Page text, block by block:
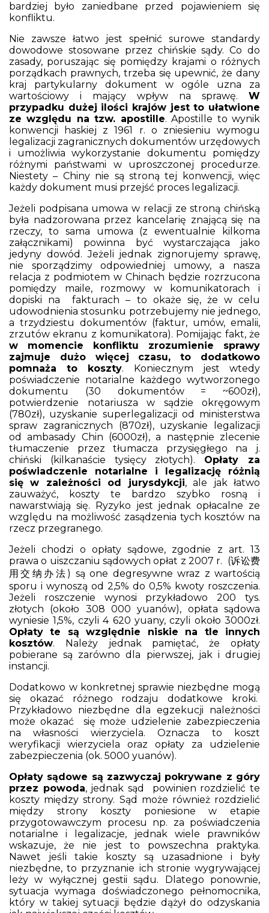
bardziej było zaniedbane przed pojawieniem się
konfliktu.
Nie zawsze łatwo jest spełnić surowe standardy
dowodowe stosowane przez chińskie sądy. Co do
zasady, poruszając się pomiędzy krajami o różnych
porządkach prawnych, trzeba się upewnić, że dany
kraj partykularny dokument w ogóle uzna za
wartościowy i mający wpływ na sprawę. W
przypadku dużej ilości krajów jest to ułatwione
ze względu na tzw. apostille. Apostille to wynik
konwencji haskiej z 1961 r. o zniesieniu wymogu
legalizacji zagranicznych dokumentów urzędowych
i umożliwia wykorzystanie dokumentu pomiędzy
różnymi państwami w uproszczonej procedurze.
Niestety – Chiny nie są stroną tej konwencji, więc
każdy dokument musi przejść proces legalizacji.
Jeżeli podpisana umowa w relacji ze stroną chińską
była nadzorowana przez kancelarię znającą się na
rzeczy, to sama umowa (z ewentualnie kilkoma
załącznikami) powinna być wystarczająca jako
jedyny dowód. Jeżeli jednak zignorujemy sprawę,
nie sporządzimy odpowiedniej umowy, a nasza
relacja z podmiotem w Chinach będzie rozrzucona
pomiędzy maile, rozmowy w komunikatorach i
dopiski na fakturach – to okaże się, że w celu
udowodnienia stosunku potrzebujemy nie jednego,
a trzydziestu dokumentów (faktur, umów, emalii,
zrzutów ekranu z komunikatora). Pomijając fakt, że
w momencie konfliktu zrozumienie sprawy
zajmuje dużo więcej czasu, to dodatkowo
pomnaża to koszty. Koniecznym jest wtedy
poświadczenie notarialne każdego wytworzonego
dokumentu (30 dokumentów = ~600zł),
potwierdzenie notariusza w sądzie okręgowym
(780zł), uzyskanie superlegalizacji od ministerstwa
spraw zagranicznych (870zł), uzyskanie legalizacji
od ambasady Chin (6000zł), a następnie zlecenie
tłumaczenie przez tłumacza przysięgłego na j.
chiński (kilkanaście tysięcy złotych). Opłaty za
poświadczenie notarialne i legalizację różnią
się w zależności od jurysdykcji, ale jak łatwo
zauważyć, koszty te bardzo szybko rosną i
nawarstwiają się. Ryzyko jest jednak opłacalne ze
względu na możliwość zasądzenia tych kosztów na
rzecz przegranego.
Jeżeli chodzi o opłaty sądowe, zgodnie z art. 13
prawa o uiszczaniu sądowych opłat z 2007 r. (诉讼费
用交纳办法) są one degresywne wraz z wartością
sporu i wynoszą od 2,5% do 0,5% kwoty roszczenia.
Jeżeli roszczenie wynosi przykładowo 200 tys.
złotych (około 308 000 yuanów), opłata sądowa
wyniesie 1,5%, czyli 4 620 yuany, czyli około 3000zł.
Opłaty te są względnie niskie na tle innych
kosztów. Należy jednak pamiętać, że opłaty
pobierane są zarówno dla pierwszej, jak i drugiej
instancji.
Dodatkowo w konkretnej sprawie niezbędne mogą
się okazać różnego rodzaju dodatkowe kroki.
Przykładowo niezbędne dla egzekucji należności
może okazać się może udzielenie zabezpieczenia
na własności wierzyciela. Oznacza to koszt
weryfikacji wierzyciela oraz opłaty za udzielenie
zabezpieczenia (ok. 5000 yuanów).
Opłaty sądowe są zazwyczaj pokrywane z góry
przez powoda, jednak sąd powinien rozdzielić te
koszty między strony. Sąd może również rozdzielić
między strony koszty poniesione w etapie
przygotowawczym procesu np. za poświadczenia
notarialne i legalizacje, jednak wiele prawników
wskazuje, że nie jest to powszechna praktyka.
Nawet jeśli takie koszty są uzasadnione i były
niezbędne, to przyznanie ich stronie wygrywającej
leży w wyłącznej gestii sądu. Dlatego ponownie,
sytuacja wymaga doświadczonego pełnomocnika,
który w takiej sytuacji będzie dążył do odzyskania